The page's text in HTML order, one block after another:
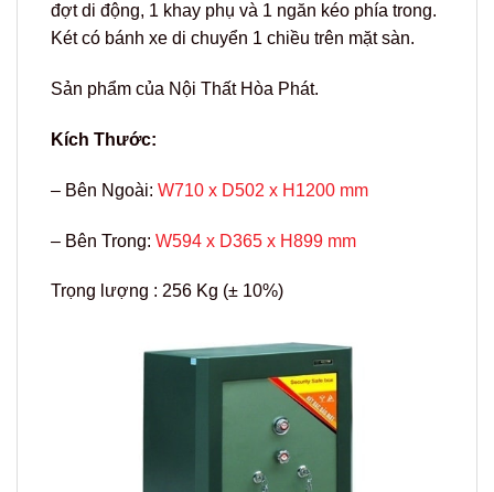
đợt di động, 1 khay phụ và 1 ngăn kéo phía trong.
Két có bánh xe di chuyển 1 chiều trên mặt sàn.
Sản phẩm của Nội Thất Hòa Phát.
Kích Thước:
– Bên Ngoài: W710 x D502 x H1200 mm
– Bên Trong: W594 x D365 x H899 mm
Trọng lượng : 256 Kg (± 10%)